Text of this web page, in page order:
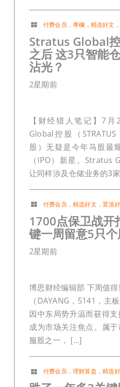
付费会员 ，專欄 ， 精选好文 ，
Stratus Global
之后 这3只智能
沾光？
2星期前
【财经猎人笔记】7
Global控股（
股）无疑是今年马股最
（IPO）新星。Stratus
让同样涉及仓储业务的3
付费会员 ，精选好文 ，置顶
1700点保卫战开
键一周留意5只
2星期前
博思财经编辑部 下周值
（DAYANG，5141，主
因中东局势升温而获得
成为市场关注焦点。属
服股之一， […]
付费会员 ，理财算盘 ，精选